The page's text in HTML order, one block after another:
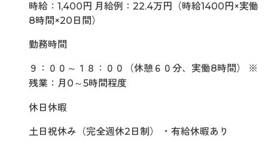
時給：1,400円 月給例：22.4万円（時給1400円×実働
8時間×20日間）
勤務時間
９：００～１８：００（休憩６０分、実働8時間） ※
残業：月0～5時間程度
休日休暇
土日祝休み（完全週休2日制） ・有給休暇あり